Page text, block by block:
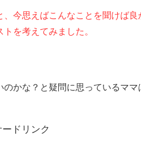
今思えばこんなことを聞けば良
を考えてみました。
かな？と疑問に思っているママ
ドリンク